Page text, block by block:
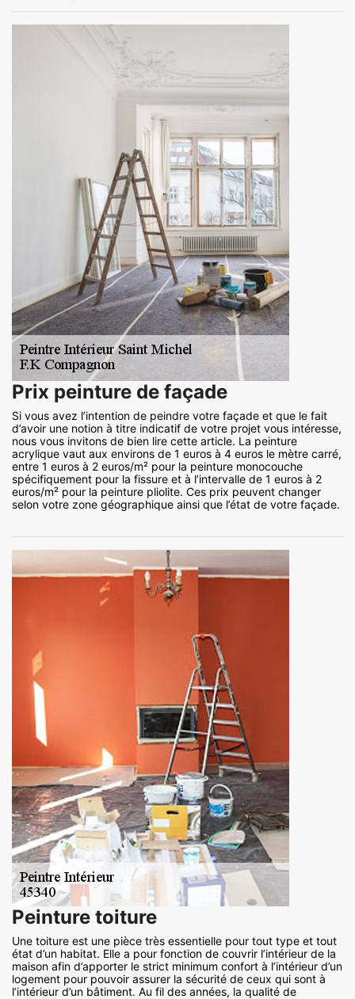
Prix peinture de façade
Si vous avez l’intention de peindre votre façade et que le fait
d’avoir une notion à titre indicatif de votre projet vous intéresse,
nous vous invitons de bien lire cette article. La peinture
acrylique vaut aux environs de 1 euros à 4 euros le mètre carré,
entre 1 euros à 2 euros/m² pour la peinture monocouche
spécifiquement pour la fissure et à l’intervalle de 1 euros à 2
euros/m² pour la peinture pliolite. Ces prix peuvent changer
selon votre zone géographique ainsi que l’état de votre façade.
Peinture toiture
Une toiture est une pièce très essentielle pour tout type et tout
état d’un habitat. Elle a pour fonction de couvrir l’intérieur de la
maison afin d’apporter le strict minimum confort à l’intérieur d’un
logement pour pouvoir assurer la sécurité de ceux qui sont à
l’intérieur d’un bâtiment. Au fil des années, la qualité de